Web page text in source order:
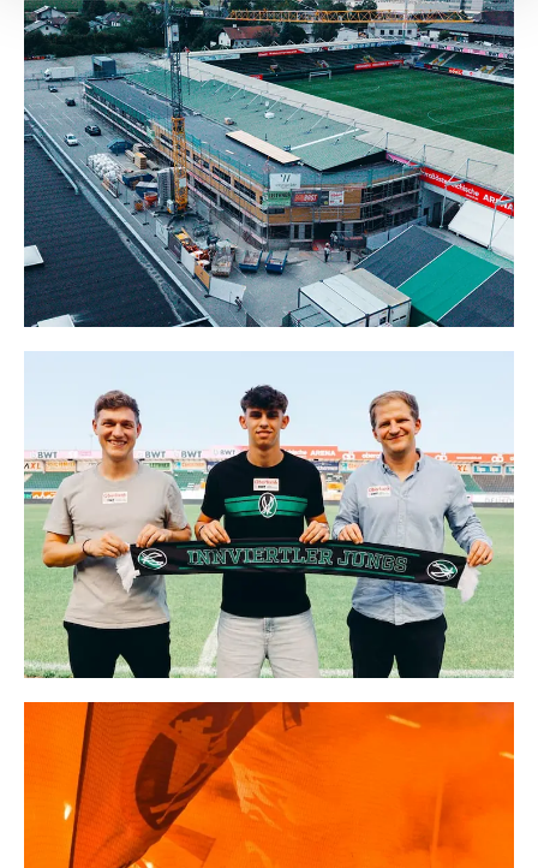
Empfänger entnehmen Sie unserer
Datenschutzerklärung.